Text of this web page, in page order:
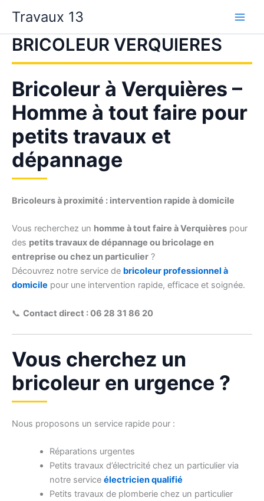
contenu
Travaux 13
BRICOLEUR VERQUIERES
Bricoleur à Verquières –
Homme à tout faire pour
petits travaux et
dépannage
Bricoleurs à proximité : intervention rapide à domicile
Vous recherchez un homme à tout faire à Verquières pour
des petits travaux de dépannage ou bricolage en
entreprise ou chez un particulier ?
Découvrez notre service de bricoleur professionnel à
domicile pour une intervention rapide, efficace et soignée.
📞 Contact direct : 06 28 31 86 20
Vous cherchez un
bricoleur en urgence ?
Nous proposons un service rapide pour :
Réparations urgentes
Petits travaux d’électricité chez un particulier via
notre service électricien qualifié
Petits travaux de plomberie chez un particulier